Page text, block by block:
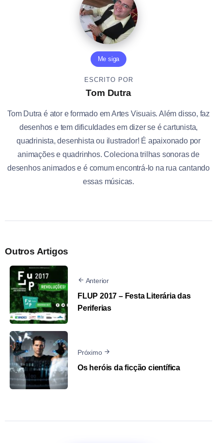
Me siga
ESCRITO POR
Tom Dutra
Tom Dutra é ator e formado em Artes Visuais. Além disso, faz
desenhos e tem dificuldades em dizer se é cartunista,
quadrinista, desenhista ou ilustrador! É apaixonado por
animações e quadrinhos. Coleciona trilhas sonoras de
desenhos animados e é comum encontrá-lo na rua cantando
essas músicas.
Outros Artigos
Anterior
FLUP 2017 – Festa Literária das
Periferias
Próximo
Os heróis da ficção científica